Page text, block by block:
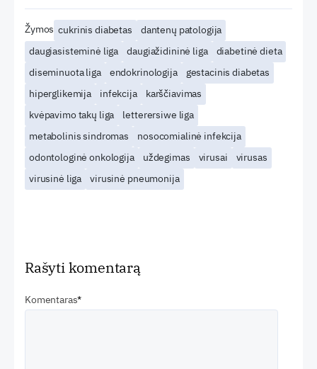
Žymos cukrinis diabetas
dantenų patologija
daugiasisteminė liga
daugiažidininė liga
diabetinė dieta
diseminuota liga
endokrinologija
gestacinis diabetas
hiperglikemija
infekcija
karščiavimas
kvėpavimo takų liga
letterersiwe liga
metabolinis sindromas
nosocomialinė infekcija
odontologinė onkologija
uždegimas virusai
virusas
virusinė liga
virusinė pneumonija
Rašyti komentarą
Komentaras